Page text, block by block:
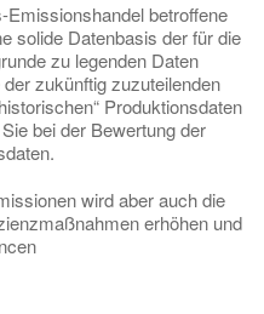
betroffene
solide Datenbasis der für die
zu legenden Daten
zukünftig zuzuteilenden
Produktionsdaten
bei der Bewertung der
wird aber auch die
erhöhen und